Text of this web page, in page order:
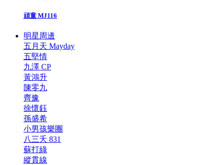
頑童 MJ116
明星周邊
五月天 Mayday
五堅情
九澤 CP
黃鴻升
陳零九
齊豫
徐懷鈺
孫盛希
小男孩樂團
八三夭 831
蘇打綠
縱貫線